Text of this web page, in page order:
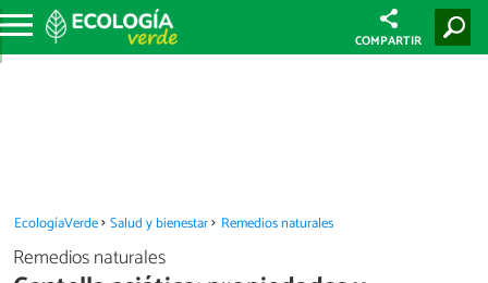
COMPARTIR
EcologíaVerde Salud y bienestar Remedios naturales
Remedios naturales